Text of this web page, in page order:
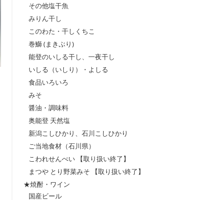
その他塩干魚
みりん干し
このわた・干しくちこ
巻鰤 (まきぶり)
能登のいしる干し、一夜干し
いしる（いしり）・よしる
食品いろいろ
みそ
醤油・調味料
奥能登 天然塩
新潟こしひかり、石川こしひかり
ご当地食材（石川県）
こわれせんべい 【取り扱い終了】
まつや とり野菜みそ 【取り扱い終了】
★焼酎・ワイン
国産ビール